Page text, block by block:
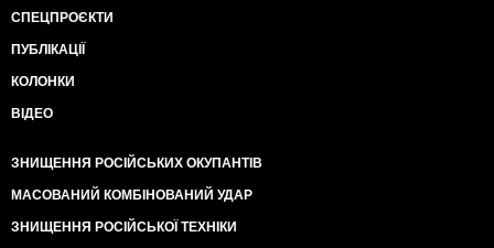
СПЕЦПРОЄКТИ
ПУБЛІКАЦІЇ
КОЛОНКИ
ВІДЕО
ЗНИЩЕННЯ РОСІЙСЬКИХ ОКУПАНТІВ
МАСОВАНИЙ КОМБІНОВАНИЙ УДАР
ЗНИЩЕННЯ РОСІЙСЬКОЇ ТЕХНІКИ